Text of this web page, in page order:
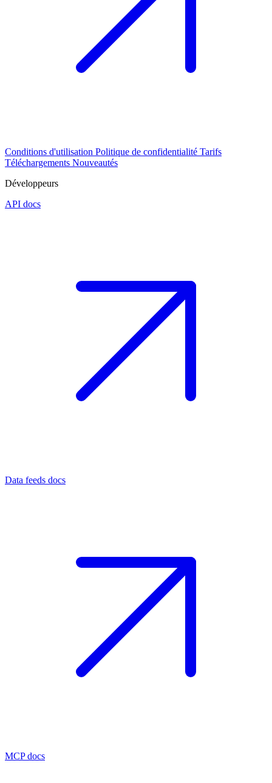
Conditions d'utilisation Politique de confidentialité Tarifs
Téléchargements Nouveautés
Développeurs
API docs
Data feeds docs
MCP docs